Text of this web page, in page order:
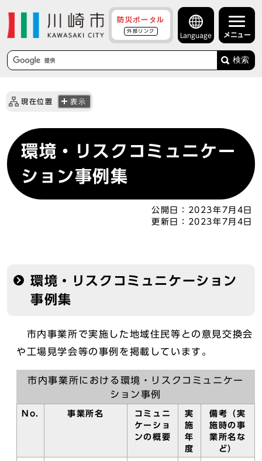
防災ポータル
外部リンク
Language メニュー
検索
現在位置 表示
環境・リスクコミュニケー
ション事例集
公開日：
2023年7月4日
更新日：
2023年7月4日
環境・リスクコミュニケーション
事例集
市内事業所で実施した地域住民等との意見交換会
や工場見学会等の事例を掲載しています。
市内事業所における環境・リスクコミュニケー
ション事例
No. 事業所名
コミュニ
ケーショ
ンの概要
実
施
年
度
備考（実
施時の事
業所名な
ど）